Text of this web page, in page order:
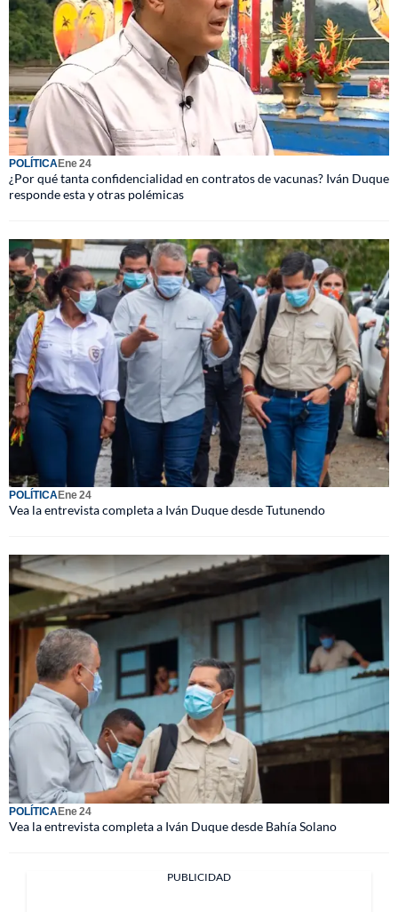
POLÍTICAEne 24
¿Por qué tanta confidencialidad en contratos de vacunas? Iván Duque
responde esta y otras polémicas
POLÍTICAEne 24
Vea la entrevista completa a Iván Duque desde Tutunendo
POLÍTICAEne 24
Vea la entrevista completa a Iván Duque desde Bahía Solano
PUBLICIDAD